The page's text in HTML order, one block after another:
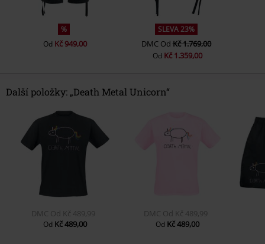
%
Od Kč 949,00
SLEVA 23%
DMC OdKč 1.769,00
Od Kč 1.359,00
Další položky: „Death Metal Unicorn“
DMC Od Kč 489,99
Od Kč 489,00
DMC Od Kč 489,99
Od Kč 489,00